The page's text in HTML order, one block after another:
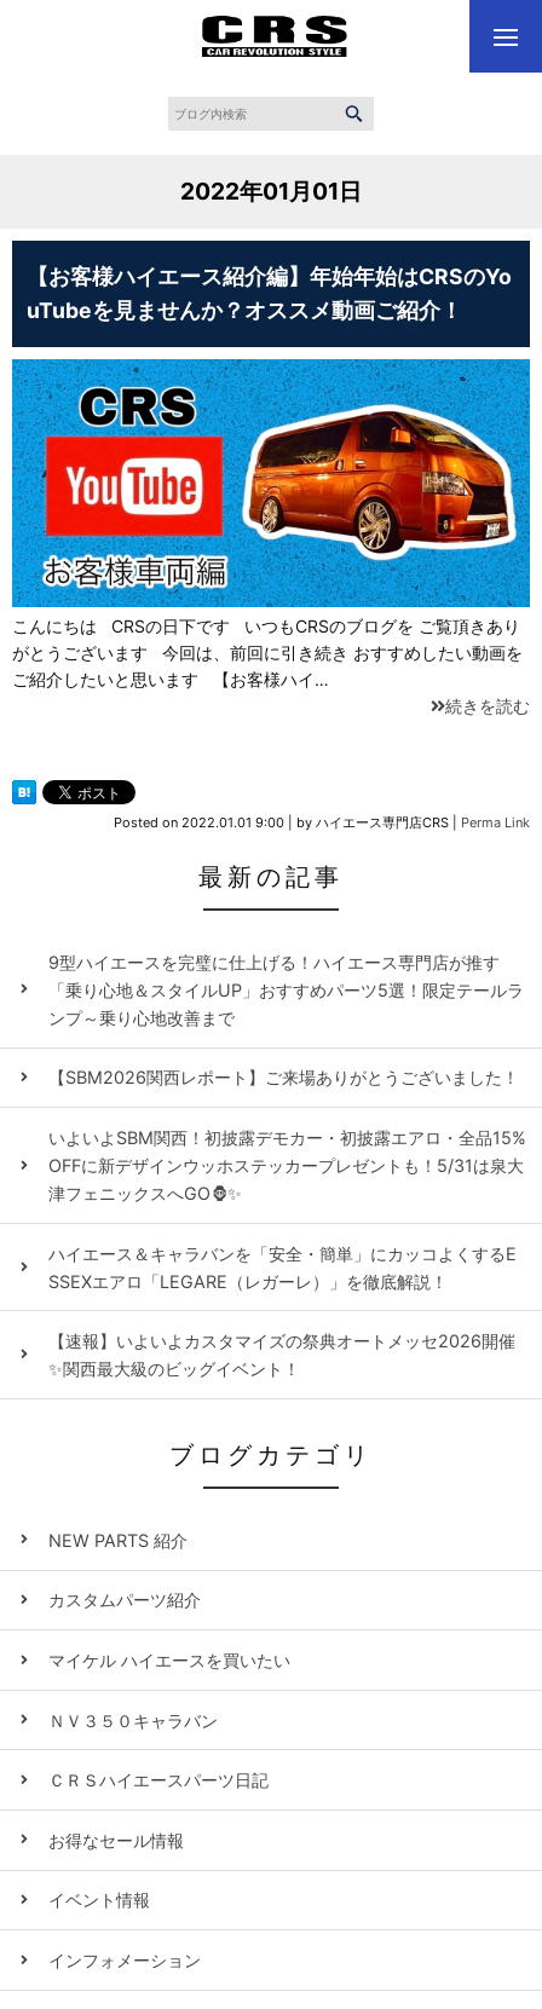
2022年01月01日
【お客様ハイエース紹介編】年始年始はCRSのYo
uTubeを見ませんか？オススメ動画ご紹介！
こんにちは CRSの日下です いつもCRSのブログを ご覧頂きあり
がとうございます 今回は、前回に引き続き おすすめしたい動画を
ご紹介したいと思います 【お客様ハイ…
続きを読む
Posted on 2022.01.01 9:00 by ハイエース専門店CRS Perma Link
最新の記事
9型ハイエースを完璧に仕上げる！ハイエース専門店が推す
「乗り心地＆スタイルUP」おすすめパーツ5選！限定テールラ
ンプ～乗り心地改善まで
【SBM2026関西レポート】ご来場ありがとうございました！
いよいよSBM関西！初披露デモカー・初披露エアロ・全品15%
OFFに新デザインウッホステッカープレゼントも！5/31は泉大
津フェニックスへGO🦍✨
ハイエース＆キャラバンを「安全・簡単」にカッコよくするE
SSEXエアロ「LEGARE（レガーレ）」を徹底解説！
【速報】いよいよカスタマイズの祭典オートメッセ2026開催
✨関西最大級のビッグイベント！
ブログカテゴリ
NEW PARTS 紹介
カスタムパーツ紹介
マイケル ハイエースを買いたい
ＮＶ３５０キャラバン
ＣＲＳハイエースパーツ日記
お得なセール情報
イベント情報
インフォメーション